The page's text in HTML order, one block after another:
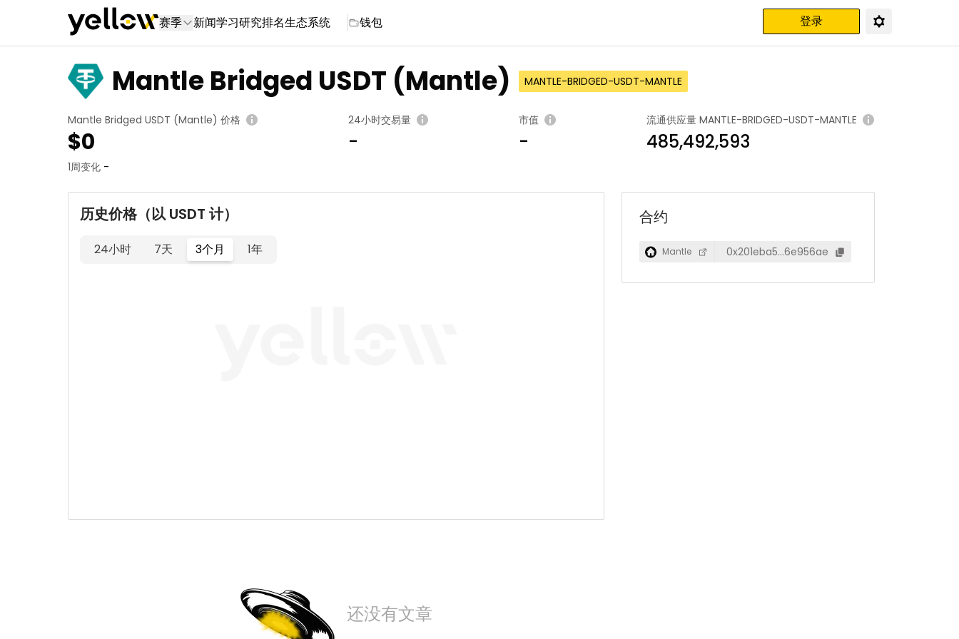
赛季 新闻学习研究排名生态系统 钱包 登录
Mantle Bridged USDT (Mantle) MANTLE-BRIDGED-USDT-MANTLE
Mantle Bridged USDT (Mantle) 价格
$0
1周变化 -
24小时交易量
-
市值
-
流通供应量 MANTLE-BRIDGED-USDT-MANTLE
485,492,593
历史价格（以 USDT 计）
24小时 7天 3个月 1年
还没有文章
合约
Mantle 0x201eba5…6e956ae